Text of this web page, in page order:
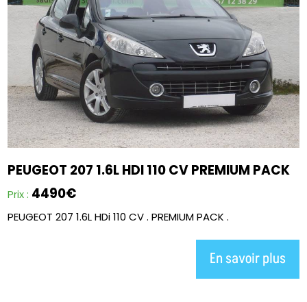
PEUGEOT 207 1.6L HDI 110 CV PREMIUM PACK
Prix : 4490€
PEUGEOT 207 1.6L HDi 110 CV . PREMIUM PACK .
En savoir plus